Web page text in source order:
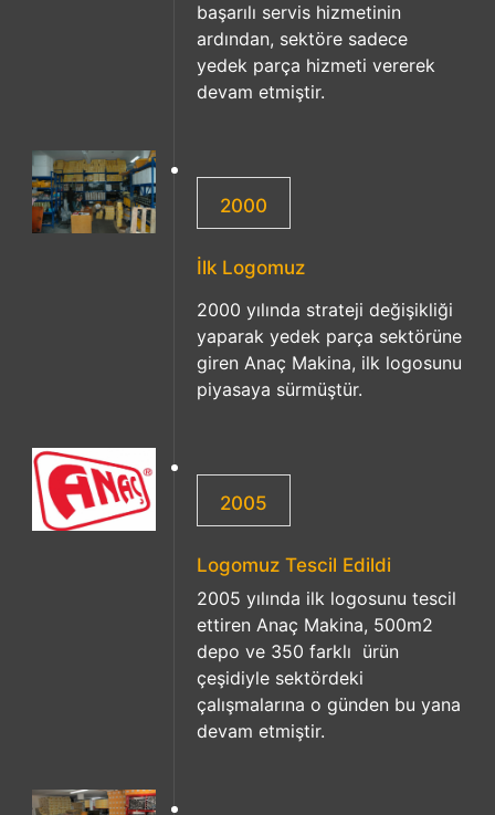
başarılı servis hizmetinin
ardından, sektöre sadece
yedek parça hizmeti vererek
devam etmiştir.
2000
İlk Logomuz
2000 yılında strateji değişikliği
yaparak yedek parça sektörüne
giren Anaç Makina, ilk logosunu
piyasaya sürmüştür.
2005
Logomuz Tescil Edildi
2005 yılında ilk logosunu tescil
ettiren Anaç Makina, 500m2
depo ve 350 farklı ürün
çeşidiyle sektördeki
çalışmalarına o günden bu yana
devam etmiştir.